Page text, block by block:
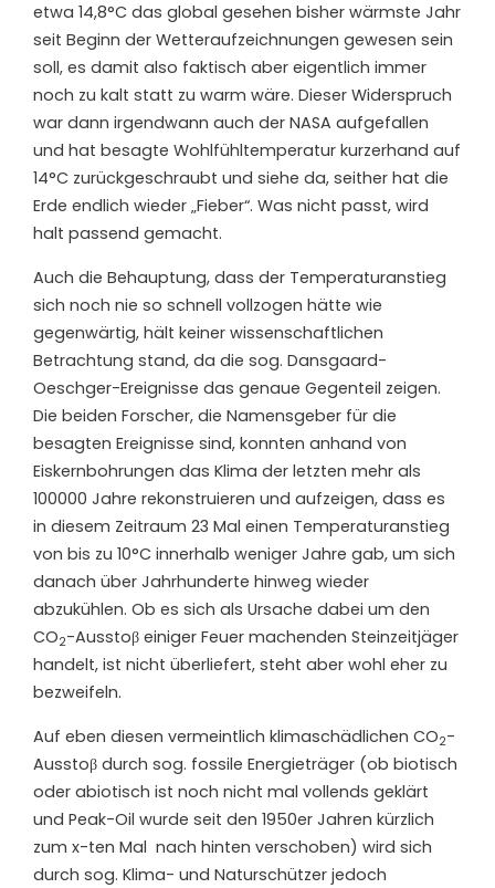
etwa 14,8°C das global gesehen bisher wärmste Jahr
seit Beginn der Wetteraufzeichnungen gewesen sein
soll, es damit also faktisch aber eigentlich immer
noch zu kalt statt zu warm wäre. Dieser Widerspruch
war dann irgendwann auch der NASA aufgefallen
und hat besagte Wohlfühltemperatur kurzerhand auf
14°C zurückgeschraubt und siehe da, seither hat die
Erde endlich wieder „Fieber“. Was nicht passt, wird
halt passend gemacht.
Auch die Behauptung, dass der Temperaturanstieg
sich noch nie so schnell vollzogen hätte wie
gegenwärtig, hält keiner wissenschaftlichen
Betrachtung stand, da die sog. Dansgaard-
Oeschger-Ereignisse das genaue Gegenteil zeigen.
Die beiden Forscher, die Namensgeber für die
besagten Ereignisse sind, konnten anhand von
Eiskernbohrungen das Klima der letzten mehr als
100000 Jahre rekonstruieren und aufzeigen, dass es
in diesem Zeitraum 23 Mal einen Temperaturanstieg
von bis zu 10°C innerhalb weniger Jahre gab, um sich
danach über Jahrhunderte hinweg wieder
abzukühlen. Ob es sich als Ursache dabei um den
CO2-Ausstoβ einiger Feuer machenden Steinzeitjäger
handelt, ist nicht überliefert, steht aber wohl eher zu
bezweifeln.
Auf eben diesen vermeintlich klimaschädlichen CO2-
Ausstoβ durch sog. fossile Energieträger (ob biotisch
oder abiotisch ist noch nicht mal vollends geklärt
und Peak-Oil wurde seit den 1950er Jahren kürzlich
zum x-ten Mal nach hinten verschoben) wird sich
durch sog. Klima- und Naturschützer jedoch